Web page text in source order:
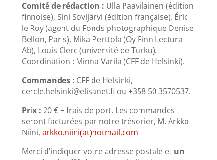
Comité de rédaction : Ulla Paavilainen (édition
finnoise), Sini Sovijärvi (édition française), Éric
le Roy (agent du Fonds photographique Denise
Bellon, Paris), Mika Perttola (Oy Finn Lectura
Ab), Louis Clerc (université de Turku).
Coordination : Minna Varila (CFF de Helsinki).
Commandes : CFF de Helsinki,
cercle.helsinki@elisanet.fi ou +358 50 3570537.
Prix : 20 € + frais de port. Les commandes
seront facturées par notre trésorier, M. Arkko
Niini, arkko.niini(at)hotmail.com
Merci d’indiquer votre adresse postale et un